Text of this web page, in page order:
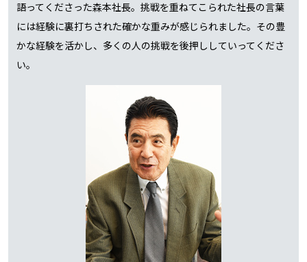
語ってくださった森本社長。挑戦を重ねてこられた社長の言葉
には経験に裏打ちされた確かな重みが感じられました。その豊
かな経験を活かし、多くの人の挑戦を後押ししていってくださ
い。